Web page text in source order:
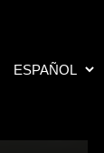
Elegir